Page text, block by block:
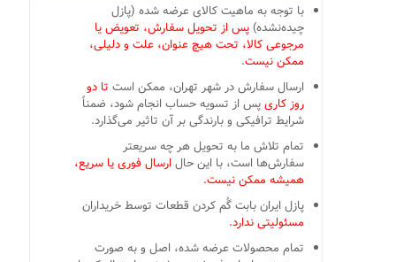
با توجه به ماهیت کالای عرضه شده (پازل
چیده‌نشده) پس از تحویل سفارش، تعویض یا
مرجوعی کالا، تحت هیچ عنوان، علت و دلیلی،
ممکن نیست.
ارسال سفارش در شهر تهران، ممکن است تا دو
روز کاریپس از تسویه حساب انجام شود، ضمناً
شرایط ترافیکی و بارندگی بر آن تاثیر می‌گذارد.
تمام تلاش ما به تحویل هر چه سریعتر
سفارش‌ها است، با این حالارسال فوری یا سریع،
همیشه ممکن نیست.
پازل ایران بابت گُم کردن قطعات توسط خریداران
مسئولیتی ندارد.
تمام محصولات عرضه شده، اصل و به صورت